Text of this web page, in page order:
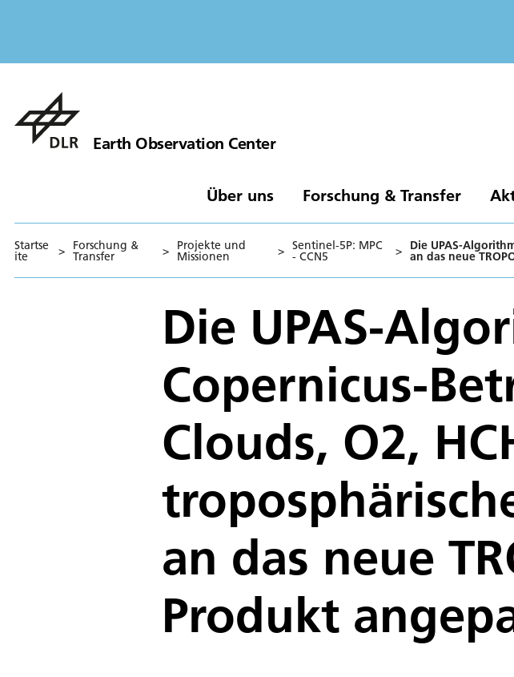
Earth Observation Center
Über uns Forschung & Transfer
Startse
ite > Forschung &
Transfer > Projekte und
Missionen > Sentinel-5P: MPC
- CCN5 > Die UPAS-
an das neue
Die UPAS-
Copernicus-
Clouds, O2,
an das neue
Produkt